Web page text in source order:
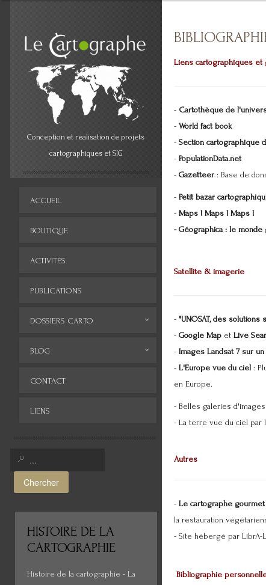
Liens cartographiques et
- Cartothèque de
- World fact book
- Section cartographique
- PopulationData.net
- Gazetteer: Base de
- Petit bazar
- Maps ! Maps ! Maps !
- Géographica : le monde
Satellite & imagerie
- "UNOSAT, des
- Google Mapet Live
- Images Landsat 7 sur
- L'Europe vue du ciel:
en Europe.
- Belles galeries
- La terre vue du ciel par
Autres
- Le cartographe gourmet
la restauration
- Site hébergé par LibrA-
Bibliographie
Conception et réalisation de projets
cartographiques et SIG
ACCUEIL
BOUTIQUE
ACTIVITÉS
PUBLICATIONS
DOSSIERS CARTO
Monde
Moyen-Orient
Cartes insolites, anciennes...
BLOG
Archives
CONTACT
LIENS
Chercher
HISTOIRE DE LA
CARTOGRAPHIE
Histoire de la cartographie - La